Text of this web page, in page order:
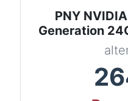
PNY
Generation